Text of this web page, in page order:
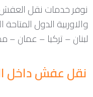
نوفر خدمات نقل العفش
والاوربية الدول
لبنان – تركيا – عمان –
نقل عفش داخل